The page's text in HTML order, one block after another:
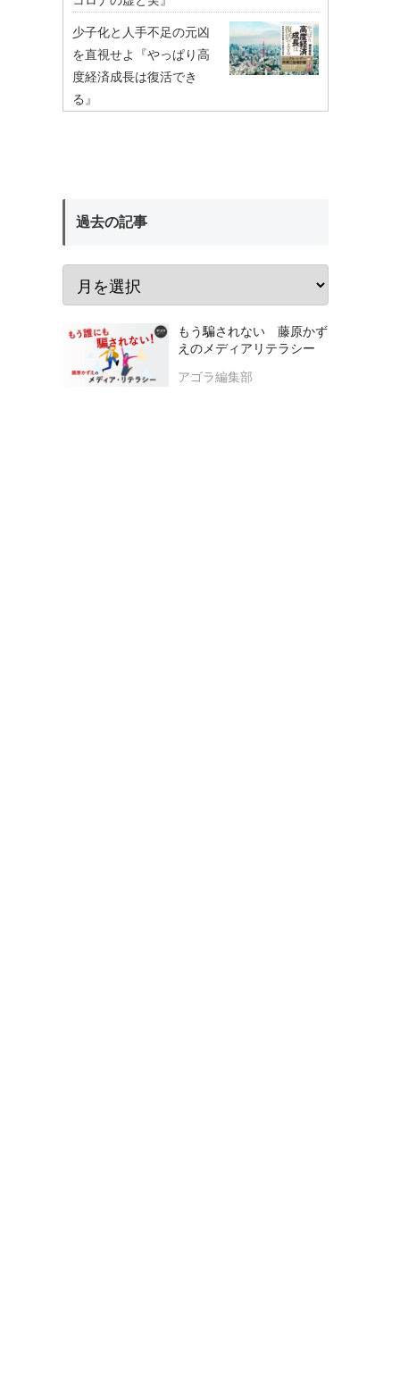
少子化と人手不足の元凶
を直視せよ『やっぱり高
度経済成長は復活でき
る』
過去の記事
もう騙されない 藤原かず
えのメディアリテラシー
アゴラ編集部